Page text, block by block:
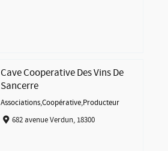
Cave Cooperative Des Vins De
Sancerre
Associations,Coopérative,Producteur
682 avenue Verdun, 18300